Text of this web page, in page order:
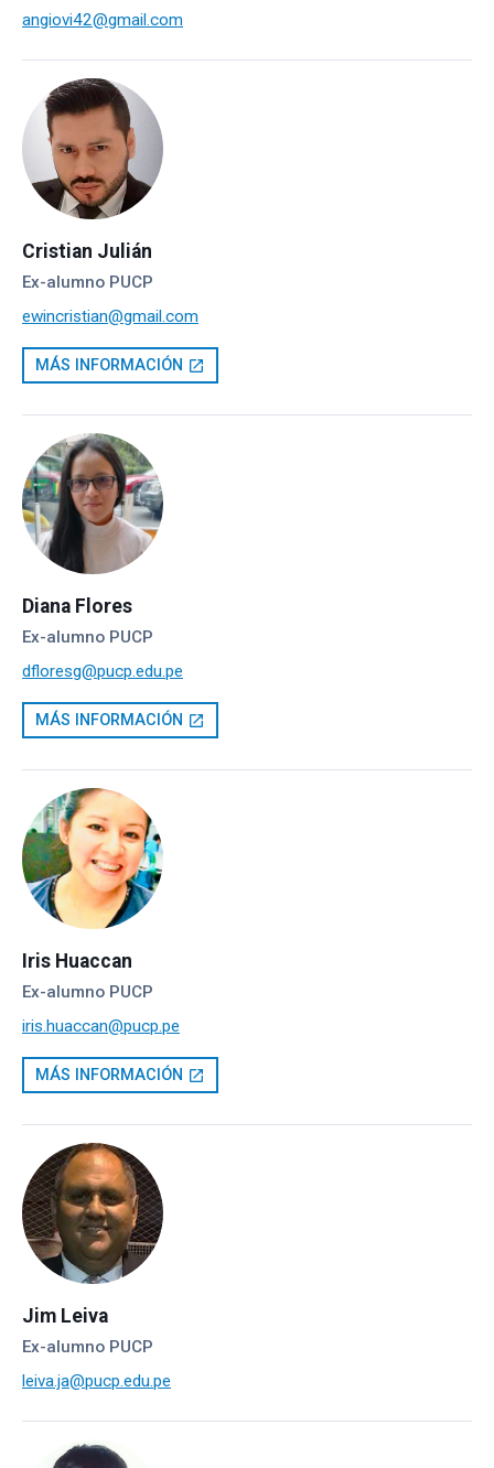
angiovi42@gmail.com
Cristian Julián
Ex-alumno PUCP
ewincristian@gmail.com
MÁS INFORMACIÓN open_in_new
Diana Flores
Ex-alumno PUCP
dfloresg@pucp.edu.pe
MÁS INFORMACIÓN open_in_new
Iris Huaccan
Ex-alumno PUCP
iris.huaccan@pucp.pe
MÁS INFORMACIÓN open_in_new
Jim Leiva
Ex-alumno PUCP
leiva.ja@pucp.edu.pe